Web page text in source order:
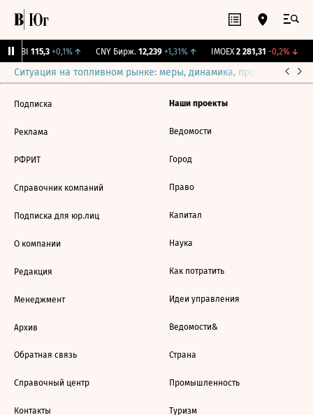
RGBI 115,3 +0,1%↑ CNY Бирж. 12,239 +1,31%↑ IMOEX 2 281,31 -0,2%↓
Ситуация на топливном рынке: меры, динамика, прогнозы
Подписка
Реклама
РФРИТ
Справочник компаний
Подписка для юр.лиц
О компании
Редакция
Менеджмент
Архив
Обратная связь
Справочный центр
Контакты
Наши проекты
Ведомости
Город
Право
Капитал
Наука
Как потратить
Идеи управления
Ведомости&
Страна
Промышленность
Туризм